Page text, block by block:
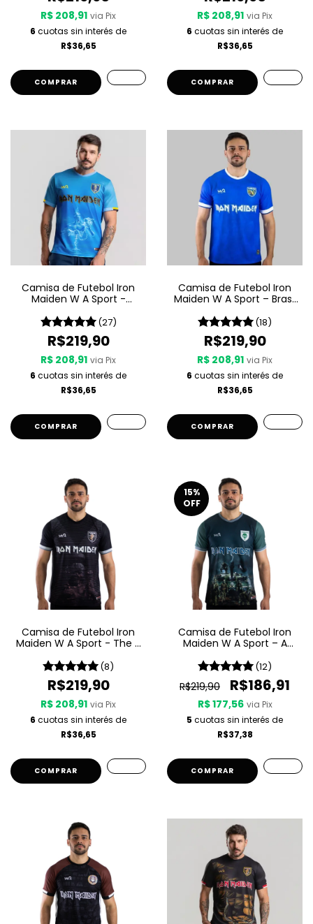
R$ 208,91 via Pix
6 cuotas sin interés de
R$36,65
COMPRAR
R$ 208,91 via Pix
6 cuotas sin interés de
R$36,65
COMPRAR
Camisa de Futebol Iron
Maiden W A Sport -
Son
(27)
R$219,90
R$ 208,91 via Pix
6 cuotas sin interés de
R$36,65
COMPRAR
Camisa de Futebol Iron
Maiden W A Sport – Brasil
(18)
R$219,90
R$ 208,91 via Pix
6 cuotas sin interés de
R$36,65
COMPRAR
Camisa de Futebol Iron
Maiden W A Sport - The X
(8)
R$219,90
R$ 208,91 via Pix
6 cuotas sin interés de
R$36,65
COMPRAR
15%
OFF
Camisa de Futebol Iron
Maiden W A Sport – A
(12)
R$219,90 R$186,91
R$ 177,56 via Pix
5 cuotas sin interés de
R$37,38
COMPRAR